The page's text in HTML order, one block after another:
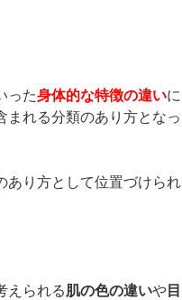
った身体的な特徴の違いに
まれる分類のあり方となっ
あり方として位置づけられ
えられる肌の色の違いや 目